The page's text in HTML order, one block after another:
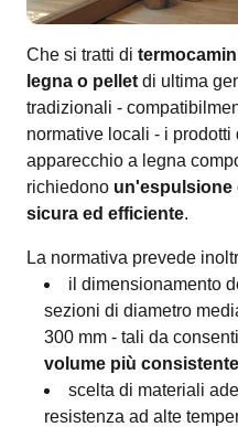
Che si tratti di
legna o pellet di ultima
tradizionali -
normative locali - i
apparecchio a legna
richiedono un'espulsione
sicura ed efficiente.
La normativa prevede
il dimensionamento
sezioni di diametro
300 mm - tali da
volume più
scelta di materiali
resistenza ad alte